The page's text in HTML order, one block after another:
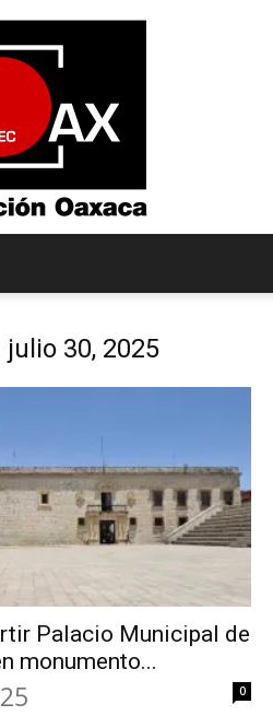
30, 2025
Palacio Municipal de
monumento...
0